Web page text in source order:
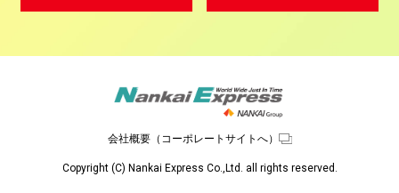
会社概要（コーポレートサイトへ）
Copyright (C) Nankai Express Co.,Ltd. all rights reserved.